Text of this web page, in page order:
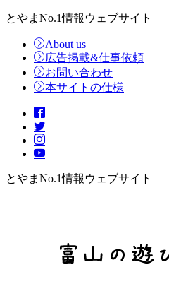
とやまNo.1情報ウェブサイト
About us
広告掲載&仕事依頼
お問い合わせ
本サイトの仕様
とやまNo.1情報ウェブサイト